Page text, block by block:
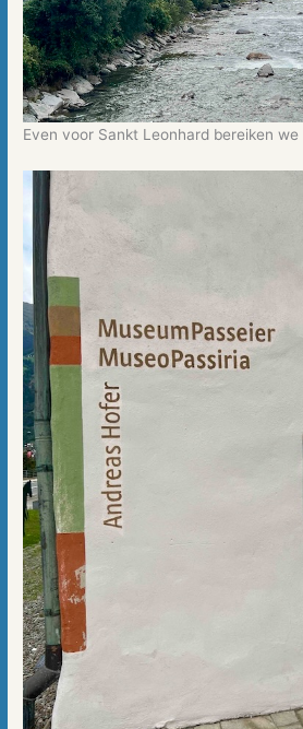
Even voor Sankt Leonhard bereiken we